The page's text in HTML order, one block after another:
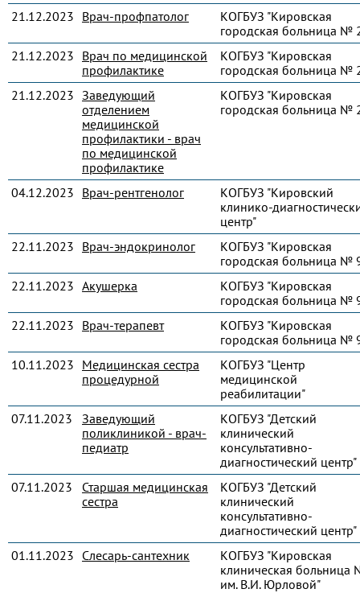
21.12.2023 Врач-профпатолог
КОГБУЗ "Кировская
городская больница №
21.12.2023 Врач по медицинской
профилактике
КОГБУЗ "Кировская
городская больница №
21.12.2023 Заведующий
отделением
медицинской
профилактики - врач
по медицинской
профилактике
КОГБУЗ "Кировская
городская больница №
04.12.2023 Врач-рентгенолог
КОГБУЗ "Кировский
клинико-
центр"
22.11.2023 Врач-эндокринолог
КОГБУЗ "Кировская
городская больница №
22.11.2023 Акушерка
КОГБУЗ "Кировская
городская больница №
22.11.2023 Врач-терапевт
КОГБУЗ "Кировская
городская больница №
10.11.2023 Медицинская сестра
процедурной
КОГБУЗ "Центр
медицинской
реабилитации"
07.11.2023
Заведующий
поликлиникой - врач-
педиатр
КОГБУЗ "Детский
клинический
консультативно-
диагностический центр"
07.11.2023
Старшая медицинская
сестра
КОГБУЗ "Детский
клинический
консультативно-
диагностический центр"
01.11.2023 Слесарь-сантехник
КОГБУЗ "Кировская
клиническая больница
им. В.И. Юрловой"